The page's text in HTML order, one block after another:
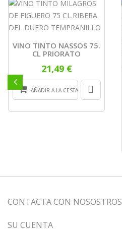
VINO TINTO NASSOS 75.
CL PRIORATO
21,49 €
AÑADIR A LA CESTA
CONTACTA CON NOSOSTROS
SU CUENTA